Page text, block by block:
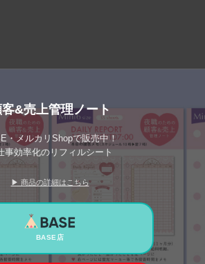
&売上管理ノート
・メルカリShopで販売中！
事効率化のリフィルシート
▶ 商品の詳細はこちら
BASE店